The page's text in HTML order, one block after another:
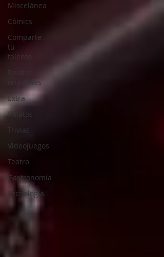
Miscelánea
Cómics
Comparte
tu
talento
Relatos
originales
Extra
Relatos
Trivias
Videojuegos
Teatro
Gastronomía
Tecnología